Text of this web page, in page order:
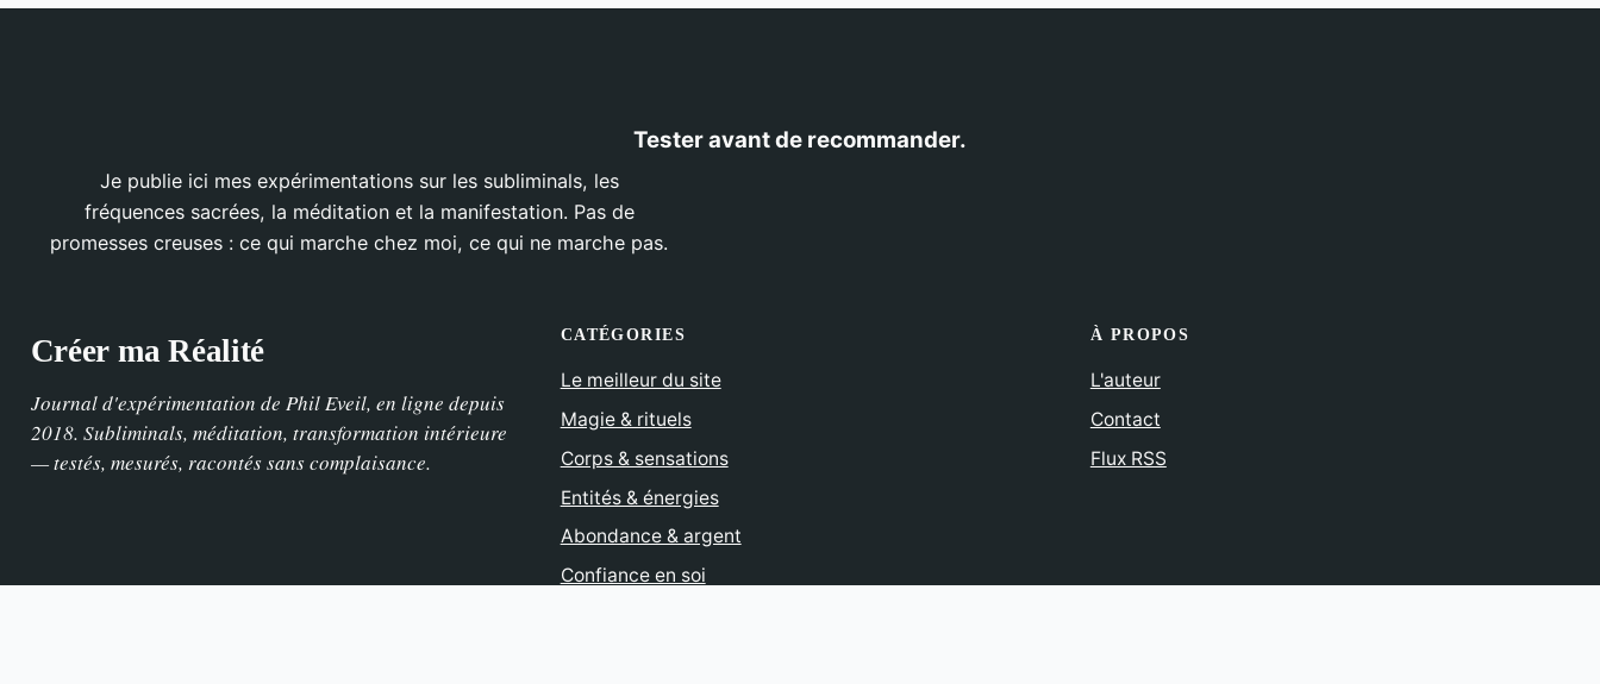
Tester avant de recommander.
Je publie ici mes expérimentations sur les subliminals, les
fréquences sacrées, la méditation et la manifestation. Pas de
promesses creuses : ce qui marche chez moi, ce qui ne marche pas.
Créer ma Réalité
Journal d'expérimentation de Phil Eveil, en ligne depuis
2018. Subliminals, méditation, transformation intérieure
— testés, mesurés, racontés sans complaisance.
CATÉGORIES
Le meilleur du site
Magie & rituels
Corps & sensations
Entités & énergies
Abondance & argent
Confiance en soi
À PROPOS
L'auteur
Contact
Flux RSS